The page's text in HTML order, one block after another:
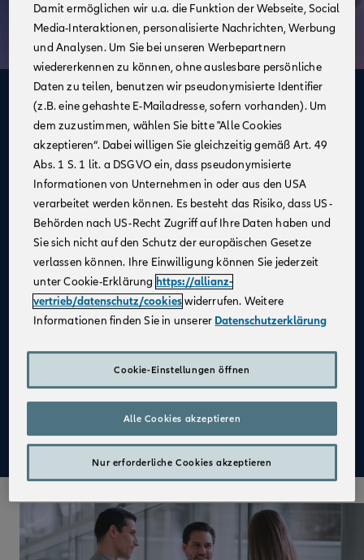
Deine Vorteile
im Vertrieb der Allianz
Allianz als starker Partnerundstarke Marke
Kein großer Kostenblock , da keine Agentur
notwendig
Fester Kundenstamm
Digitale Verkaufsinstrumente
KostenfreieUnterstützung durch
Fachspezialist:innen
Aufbau einerAltersvorsorge
QualifizierteWeiterbildung
Mehr zu Deinen Vorteilen im Vertrieb der Allianz
Damit ermöglichen wir u.a. die Funktion der Webseite, Social
Media-Interaktionen, personalisierte Nachrichten, Werbung
und Analysen. Um Sie bei unseren Werbepartnern
wiedererkennen zu können, ohne auslesbare persönliche
Daten zu teilen, benutzen wir pseudonymisierte Identifier
(z.B. eine gehashte E-Mailadresse, sofern vorhanden). Um
dem zuzustimmen, wählen Sie bitte "Alle Cookies
akzeptieren“. Dabei willigen Sie gleichzeitig gemäß Art. 49
Abs. 1 S. 1 lit. a DSGVO ein, dass pseudonymisierte
Informationen von Unternehmen in oder aus den USA
verarbeitet werden können. Es besteht das Risiko, dass US-
Behörden nach US-Recht Zugriff auf Ihre Daten haben und
Sie sich nicht auf den Schutz der europäischen Gesetze
verlassen können. Ihre Einwilligung können Sie jederzeit
unter Cookie-Erklärung https://allianz-
vertrieb/datenschutz/cookieswiderrufen. Weitere
Informationen finden Sie in unserer Datenschutzerklärung
Cookie-Einstellungen öffnen
Nur erforderliche Cookies akzeptieren
Alle Cookies akzeptieren